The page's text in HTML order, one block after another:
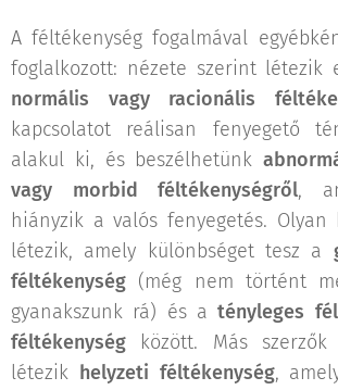
A féltékenység fogalmával
foglalkozott: nézete szerint létezik
normális vagy racionális
kapcsolatot reálisan fenyegető
alakul ki, és beszélhetünk
vagy morbid féltékenységről,
hiányzik a valós fenyegetés. Olyan
létezik, amely különbséget tesz a
féltékenység (még nem történt
gyanakszunk rá) és atényleges
féltékenység között. Más
létezik helyzeti féltékenység,